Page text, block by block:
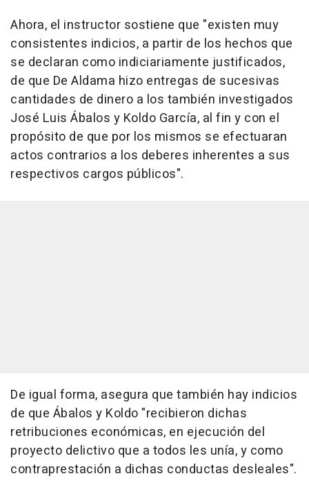
Ahora, el instructor sostiene que "existen muy
consistentes indicios, a partir de los hechos que
se declaran como indiciariamente justificados,
de que De Aldama hizo entregas de sucesivas
cantidades de dinero a los también investigados
José Luis Ábalos y Koldo García, al fin y con el
propósito de que por los mismos se efectuaran
actos contrarios a los deberes inherentes a sus
respectivos cargos públicos".
De igual forma, asegura que también hay indicios
de que Ábalos y Koldo "recibieron dichas
retribuciones económicas, en ejecución del
proyecto delictivo que a todos les unía, y como
contraprestación a dichas conductas desleales".